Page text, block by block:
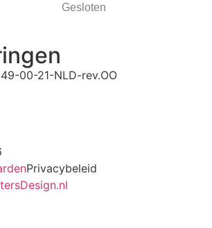
Gesloten
00-21-NLD-rev.OO
Privacybeleid